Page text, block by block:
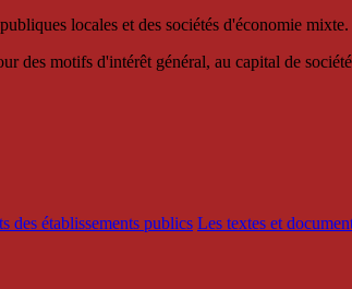
locales et des sociétés d'économie mixte.
des motifs d'intérêt général, au capital de
des établissements publics Les textes et